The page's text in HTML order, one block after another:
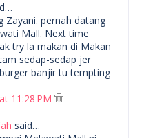
Zayani. pernah datang
Mall. Next time
try la makan di Makan
sedap-sedap jer
banjir tu tempting
11:28 PM
said…